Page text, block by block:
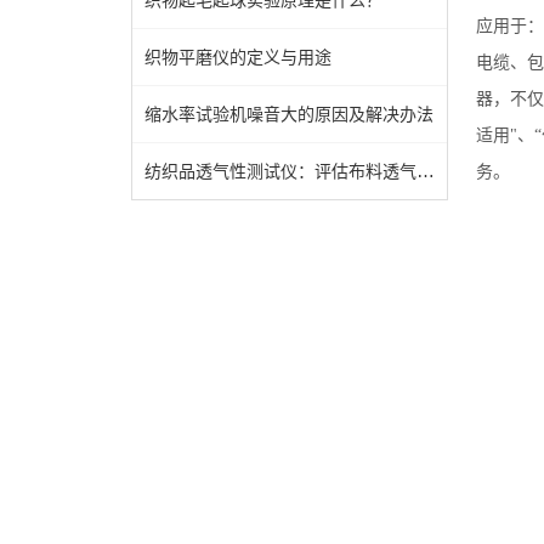
织物平磨仪的定义与用途
缩水率试验机噪音大的原因及解决办法
纺织品透气性测试仪：评估布料透气性能的重要工具
应用于
电缆、
器，不
适用"、
务。